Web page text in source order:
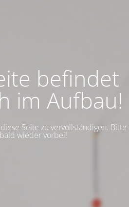
befindet
im Aufbau!
Seite zu vervollständigen. Bitte
wieder vorbei!